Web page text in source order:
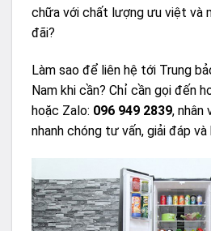
chữa với chất lượng ưu việt và
đãi?
Làm sao để liên hệ tới Trung
Nam khi cần? Chỉ cần gọi đến
hoặc Zalo: 096 949 2839, nhân
nhanh chóng tư vấn, giải đáp